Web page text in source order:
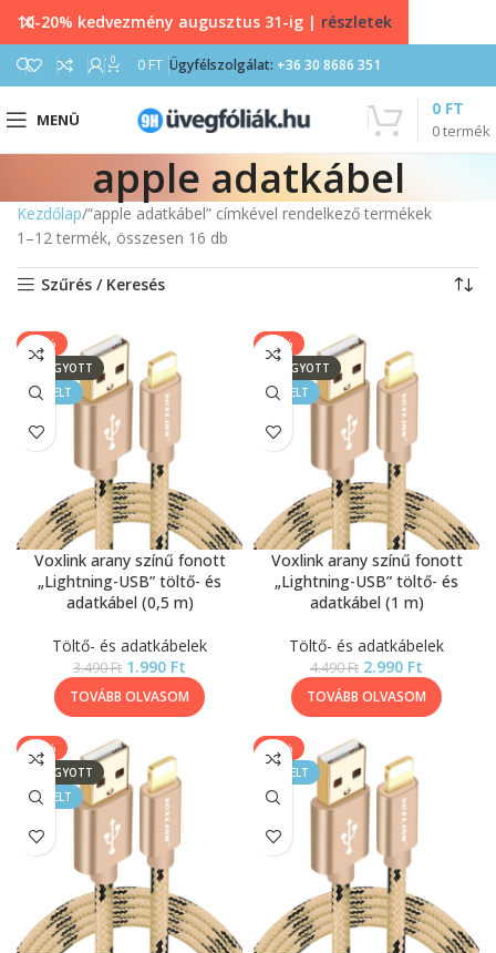
0 0 FT Ügyfélszolgálat: +36 30 8686 351
MENÜ
0termék
0 FT
apple adatkábel
Kezdőlap “apple adatkábel” címkével rendelkező termékek
1–12 termék, összesen 16 db
Szűrés / Keresés
-43%
ELFOGYOTT
KIEMELT
Voxlink arany színű fonott
„Lightning-USB” töltő- és
adatkábel (0,5 m)
Töltő- és adatkábelek
3.490Ft 1.990 Ft
TOVÁBB OLVASOM
-33%
ELFOGYOTT
KIEMELT
Voxlink arany színű fonott
„Lightning-USB” töltő- és
adatkábel (1 m)
Töltő- és adatkábelek
4.490Ft 2.990 Ft
TOVÁBB OLVASOM
-27%
ELFOGYOTT
KIEMELT
-23%
KIEMELT
10-20% kedvezmény augusztus 31-ig | részletek